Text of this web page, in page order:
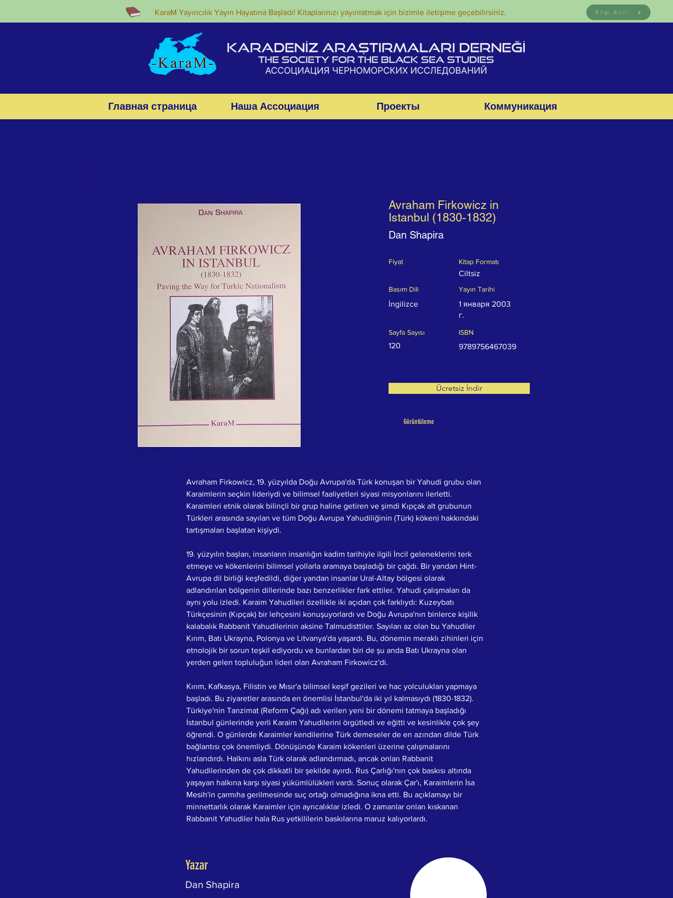
KaraM Yayıncılık Yayın Hayatına Başladı! Kitaplarınızı yayınlatmak için bizimle iletişime geçebilirsiniz. Bilgi Alın!
Главная страница Наша Ассоциация Проекты Коммуникация
Avraham Firkowicz in
Istanbul (1830-1832)
Dan Shapira
Fiyat
Basım Dili
İngilizce
Sayfa Sayısı
120
Kitap Formatı
Ciltsiz
Yayın Tarihi
1 января 2003
г.
ISBN
9789756467039
Ücretsiz İndir
Görüntüleme
Avraham Firkowicz, 19. yüzyılda Doğu Avrupa'da Türk konuşan bir Yahudi grubu olan
Karaimlerin seçkin lideriydi ve bilimsel faaliyetleri siyasi misyonlarını ilerletti.
Karaimleri etnik olarak bilinçli bir grup haline getiren ve şimdi Kıpçak alt grubunun
Türkleri arasında sayılan ve tüm Doğu Avrupa Yahudiliğinin (Türk) kökeni hakkındaki
tartışmaları başlatan kişiydi.
19. yüzyılın başları, insanların insanlığın kadim tarihiyle ilgili İncil geleneklerini terk
etmeye ve kökenlerini bilimsel yollarla aramaya başladığı bir çağdı. Bir yandan Hint-
Avrupa dil birliği keşfedildi, diğer yandan insanlar Ural-Altay bölgesi olarak
adlandırılan bölgenin dillerinde bazı benzerlikler fark ettiler. Yahudi çalışmaları da
aynı yolu izledi. Karaim Yahudileri özellikle iki açıdan çok farklıydı: Kuzeybatı
Türkçesinin (Kıpçak) bir lehçesini konuşuyorlardı ve Doğu Avrupa'nın binlerce kişilik
kalabalık Rabbanit Yahudilerinin aksine Talmudisttiler. Sayıları az olan bu Yahudiler
Kırım, Batı Ukrayna, Polonya ve Litvanya'da yaşardı. Bu, dönemin meraklı zihinleri için
etnolojik bir sorun teşkil ediyordu ve bunlardan biri de şu anda Batı Ukrayna olan
yerden gelen topluluğun lideri olan Avraham Firkowicz'di.
Kırım, Kafkasya, Filistin ve Mısır'a bilimsel keşif gezileri ve hac yolculukları yapmaya
başladı. Bu ziyaretler arasında en önemlisi İstanbul'da iki yıl kalmasıydı (1830-1832).
Türkiye'nin Tanzimat (Reform Çağı) adı verilen yeni bir dönemi tatmaya başladığı
İstanbul günlerinde yerli Karaim Yahudilerini örgütledi ve eğitti ve kesinlikle çok şey
öğrendi. O günlerde Karaimler kendilerine Türk demeseler de en azından dilde Türk
bağlantısı çok önemliydi. Dönüşünde Karaim kökenleri üzerine çalışmalarını
hızlandırdı. Halkını asla Türk olarak adlandırmadı, ancak onları Rabbanit
Yahudilerinden de çok dikkatli bir şekilde ayırdı. Rus Çarlığı'nın çok baskısı altında
yaşayan halkına karşı siyasi yükümlülükleri vardı. Sonuç olarak Çar'ı, Karaimlerin İsa
Mesih'in çarmıha gerilmesinde suç ortağı olmadığına ikna etti. Bu açıklamayı bir
minnettarlık olarak Karaimler için ayrıcalıklar izledi. O zamanlar onları kıskanan
Rabbanit Yahudiler hala Rus yetkililerin baskılarına maruz kalıyorlardı.
Yazar
Dan Shapira